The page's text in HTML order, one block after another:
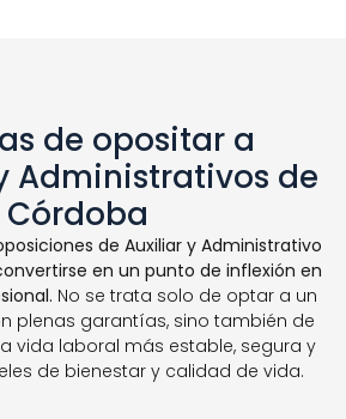
de opositar a
Administrativos de
Córdoba
de Auxiliar y Administrativo
en un punto de inflexión en
No se trata solo de optar a un
plenas garantías, sino también de
vida laboral más estable, segura y
de bienestar y calidad de vida.